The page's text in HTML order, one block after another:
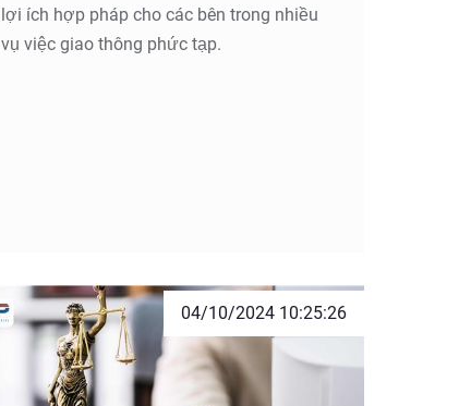
lợi ích hợp pháp cho các bên trong nhiều
vụ việc giao thông phức tạp.
04/10/2024 10:25:26